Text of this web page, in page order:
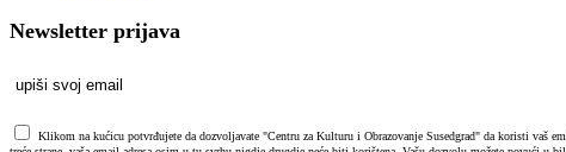
Newsletter prijava
Klikom na kućicu potvrđujete da dozvoljavate "Centru za Kulturu i Obrazovanje Susedgrad" da koristi vaš